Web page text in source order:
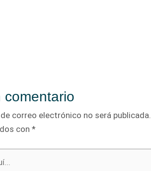
comentario
correo electrónico no será publicada.
con*